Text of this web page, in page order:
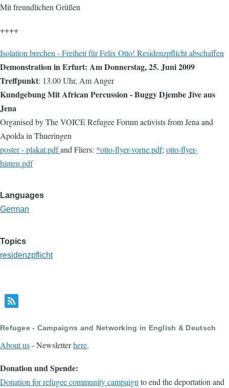
Mit freundlichen Grüßen
++++
Isolation brechen - Freiheit für Felix Otto! Residenzpflicht abschaffen
Demonstration in Erfurt: Am Donnerstag, 25. Juni 2009
Treffpunkt: 13.00 Uhr, Am Anger
Kundgebung Mit African Percussion - Buggy Djembe Jive aus
Jena
Organised by The VOICE Refugee Forum activists from Jena and
Apolda in Thueringen
poster - plakat.pdfand Fliers: *otto-flyer-vorne.pdf; otto-flyer-
hinten.pdf
Languages
German
Topics
residenzpflicht
Refugee - Campaigns and Networking in English & Deutsch
About us- Newsletterhere.
Donation und Spende:
Donation for refugee community campaignto end the deportation and